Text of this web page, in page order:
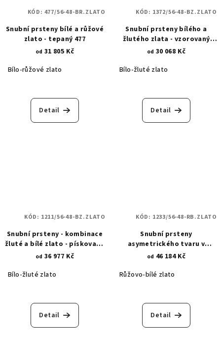
Snubní prsteny bílé a růžové
zlato - tepaný 477
od 31 805 Kč
Bílo-růžové zlato
Detail
KÓD: 477/56-48-BR.ZLATO
Snubní prsteny bílého a
žlutého zlata - vzorovaný
matný střed 1372
od 30 068 Kč
Bílo-žluté zlato
Detail
KÓD: 1372/56-48-BZ.ZLATO
Snubní prsteny - kombinace
žluté a bílé zlato - pískované
linie nekonečna 1211
od 36 977 Kč
Bílo-žluté zlato
Detail
KÓD: 1211/56-48-BZ.ZLATO
Snubní prsteny
asymetrického tvaru v
kombinaci bílého a růžového
od 46 184 Kč
Růžovo-bílé zlato
Detail
KÓD: 1233/56-48-RB.ZLATO